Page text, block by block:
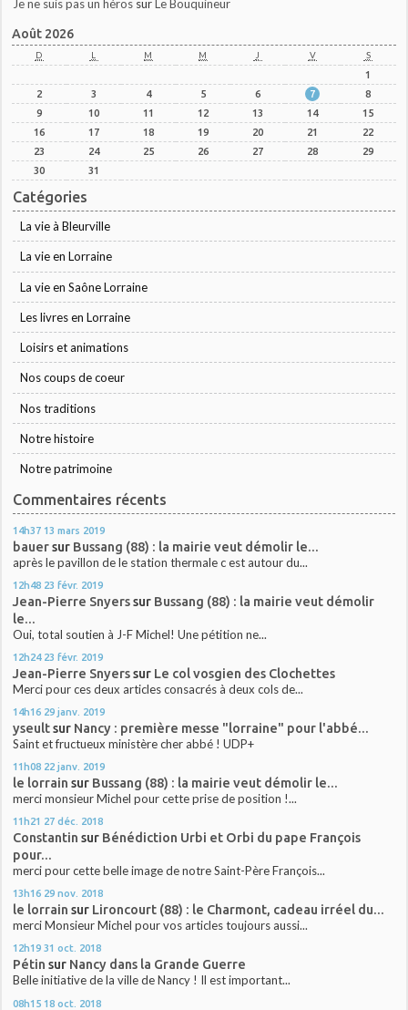
Je ne suis pas un héros sur Le Bouquineur
Août 2026
D L M M J V S
1
2
3 4 5 6 7
8
9
10 11 12 13 14
15
16
17 18 19 20 21
22
23
24 25 26 27 28
29
30
31
Catégories
La vie à Bleurville
La vie en Lorraine
La vie en Saône Lorraine
Les livres en Lorraine
Loisirs et animations
Nos coups de coeur
Nos traditions
Notre histoire
Notre patrimoine
Commentaires récents
14h37 13 mars 2019
bauersur Bussang (88) : la mairie veut démolir le...
après le pavillon de le station thermale c est autour du...
12h48 23 févr. 2019
Jean-Pierre Snyerssur Bussang (88) : la mairie veut démolir
le...
Oui, total soutien à J-F Michel! Une pétition ne...
12h24 23 févr. 2019
Jean-Pierre Snyerssur Le col vosgien des Clochettes
Merci pour ces deux articles consacrés à deux cols de...
14h16 29 janv. 2019
yseultsur Nancy : première messe "lorraine" pour l'abbé...
Saint et fructueux ministère cher abbé ! UDP+
11h08 22 janv. 2019
le lorrain sur Bussang (88) : la mairie veut démolir le...
merci monsieur Michel pour cette prise de position !...
11h21 27 déc. 2018
Constantin sur Bénédiction Urbi et Orbi du pape François
pour...
merci pour cette belle image de notre Saint-Père François...
13h16 29 nov. 2018
le lorrain sur Lironcourt (88) : le Charmont, cadeau irréel du...
merci Monsieur Michel pour vos articles toujours aussi...
12h19 31 oct. 2018
Pétin sur Nancy dans la Grande Guerre
Belle initiative de la ville de Nancy ! Il est important...
08h15 18 oct. 2018